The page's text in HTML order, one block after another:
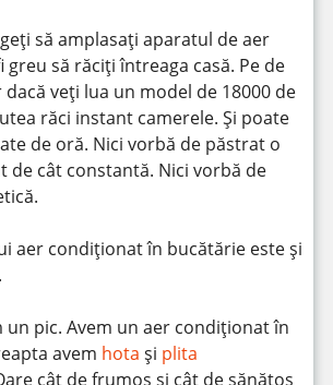
să amplasați aparatul de aer
să răciți întreaga casă. Pe de
veți lua un model de 18000 de
răci instant camerele. Și poate
de oră. Nici vorbă de păstrat o
de cât constantă. Nici vorbă de
aer condiționat în bucătărie este și
un pic. Avem un aer condiționat în
avem hota și plita
cât de frumos și cât de sănătos